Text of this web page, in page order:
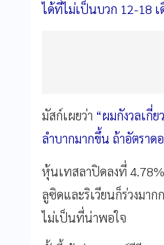
ได้ที่ไม่เป็นบวก 12-18 เ
มัสก์เผยว่า “ผมกังวลเกี่
ลำบากมากขึ้น ถ้าอัตราด
หุ้นเทสลาปิดลงที่
ลูซิดและริเวียนก็ร่วงมา
ไม่เป็นที่น่าพอใจ